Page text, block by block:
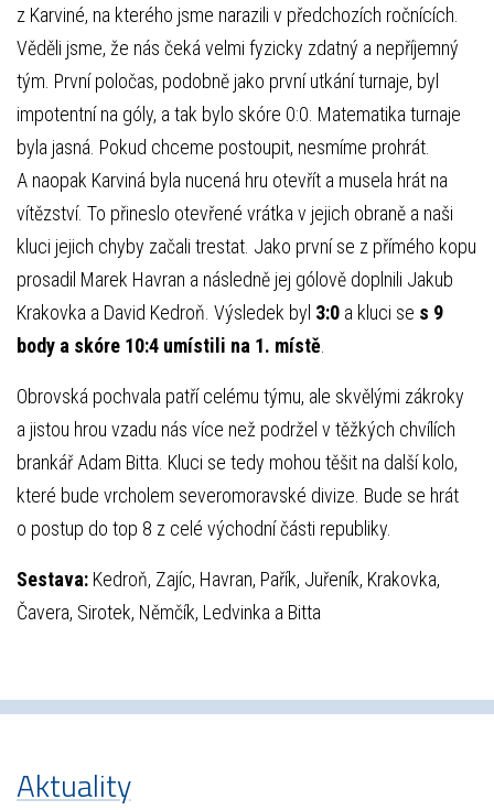
z Karviné, na kterého jsme narazili v předchozích ročnících.
Věděli jsme, že nás čeká velmi fyzicky zdatný a nepříjemný
tým. První poločas, podobně jako první utkání turnaje, byl
impotentní na góly, a tak bylo skóre 0:0. Matematika turnaje
byla jasná. Pokud chceme postoupit, nesmíme prohrát.
A naopak Karviná byla nucená hru otevřít a musela hrát na
vítězství. To přineslo otevřené vrátka v jejich obraně a naši
kluci jejich chyby začali trestat. Jako první se z přímého kopu
prosadil Marek Havran a následně jej gólově doplnili Jakub
Krakovka a David Kedroň. Výsledek byl 3:0 a kluci se s 9
body a skóre 10:4 umístili na 1. místě.
Obrovská pochvala patří celému týmu, ale skvělými zákroky
a jistou hrou vzadu nás více než podržel v těžkých chvílích
brankář Adam Bitta. Kluci se tedy mohou těšit na další kolo,
které bude vrcholem severomoravské divize. Bude se hrát
o postup do top 8 z celé východní části republiky.
Sestava: Kedroň, Zajíc, Havran, Pařík, Juřeník, Krakovka,
Čavera, Sirotek, Němčík, Ledvinka a Bitta
Aktuality